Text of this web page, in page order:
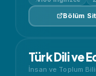
Bölüm
Türk Dili ve
İnsan ve Toplum